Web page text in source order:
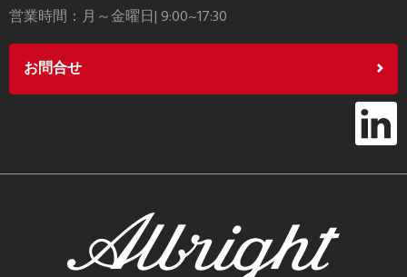
営業時間：月～金曜日| 9:00~17:30
お問合せ